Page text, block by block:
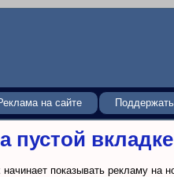
на сайте
пустой вкладке
показывать рекламу на